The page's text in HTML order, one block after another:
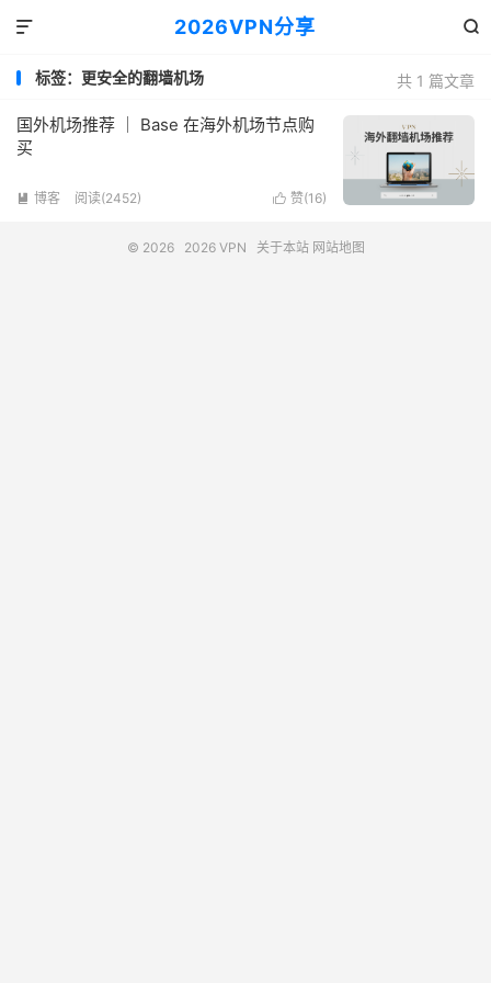
2026VPN分享 

共 1 篇文章
标签：更安全的翻墙机场
国外机场推荐 ｜ Base 在海外机场节点购
买
 赞(16)
 博客 阅读(2452)
© 2026 2026 VPN 关于本站 网站地图